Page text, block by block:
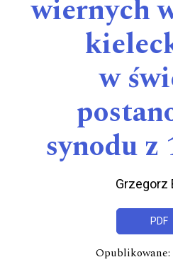
wiernych
w
synodu z
Grzegorz
PDF
Opublikowane: